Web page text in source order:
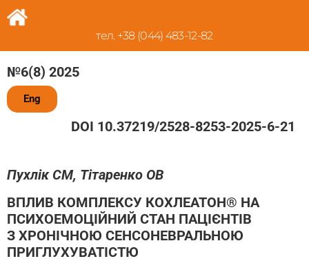
тел. +38 (044) 483-12-82
№6(8) 2025
Eng
DOI 10.37219/2528-8253-2025-6-21
Пухлік СМ, Тітаренко ОВ
ВПЛИВ КОМПЛЕКСУ КОХЛЕАТОН® НА
ПСИХОЕМОЦІЙНИЙ СТАН ПАЦІЄНТІВ
З ХРОНІЧНОЮ СЕНСОНЕВРАЛЬНОЮ
ПРИГЛУХУВАТІСТЮ